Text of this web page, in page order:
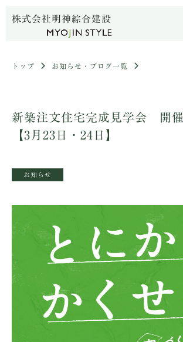
株式会社明神綜合建設
トップ お知らせ・ブログ一覧
新築注文住宅完成見学会 開
【3月23日・24日】
お知らせ